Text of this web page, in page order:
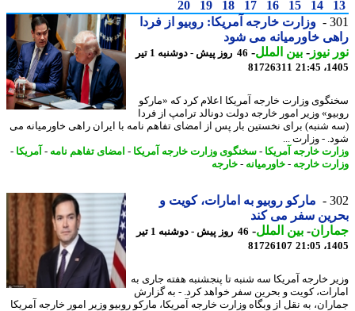
14
15
16
17
18
19
20
وزارت خارجه آمریکا: روبیو از فردا
خاورمیانه می شود
نیوز-بین الملل-
46 روز پیش - دوشنبه 1 تیر
81726311
وزارت خارجه آمریکا اعلام کرد که «مارکو
وزیر امور خارجه دولت دونالد ترامپ از فردا
شنبه) برای نخستین بار پس از امضای تفاهم نامه با ایران راهی خاورمیانه می
- وزارت ...
خارجه آمریکا- سخنگوی وزارت خارجه آمریکا- امضای تفاهم نامه -آمریکا-
خارجه-خاورمیانه-خارجه
مارکو روبیو به امارات، کویت و
سفر می کند
- بین الملل-
46 روز پیش - دوشنبه 1 تیر
81726107
خارجه آمریکا سه شنبه تا پنجشنبه هفته جاری به
کویت و بحرین سفر خواهد کرد. - به گزارش
به نقل از وبگاه وزارت خارجه آمریکا، مارکو روبیو وزیر امور خارجه آمریکا